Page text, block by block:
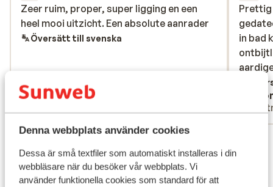
Denna webbplats använder cookies
Dessa är små textfiler som automatiskt installeras i din
webbläsare när du besöker vår webbplats. Vi
använder funktionella cookies som standard för att
Zeer ruim, proper, super ligging en een
heel mooi uitzicht. Een absolute aanrader
Zeer ruim, proper, super ligging en een
heel mooi uitzicht. Een absolute aanrader
Översätt till svenska
Anonym
Prettig
in bad
Prettig
in bad
Andra boenden i Gran Canaria